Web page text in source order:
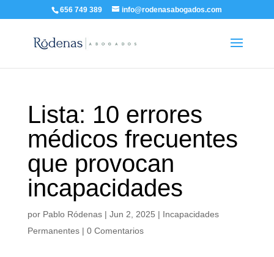
656 749 389 info@rodenasabogados.com
Lista: 10 errores
médicos frecuentes
que provocan
incapacidades
por Pablo Ródenas| Jun 2, 2025 | Incapacidades
Permanentes| 0 Comentarios